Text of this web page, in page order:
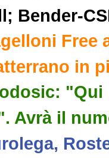
Bender-
Free
in
"Qui
Avrà il